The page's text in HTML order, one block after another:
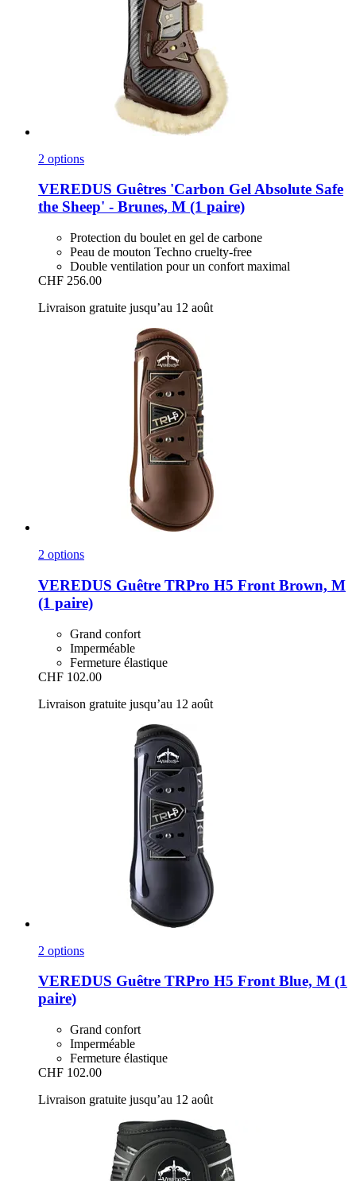
2 options
VEREDUS Guêtres 'Carbon Gel Absolute Safe
the Sheep' -​ Brunes, M (1 paire)
Protection du boulet en gel de carbone
Peau de mouton Techno cruelty-free
Double ventilation pour un confort maximal
CHF 256.00
Livraison gratuite jusqu’au 12 août
2 options
VEREDUS Guêtre TRPro H5 Front Brown, M
(1 paire)
Grand confort
Imperméable
Fermeture élastique
CHF 102.00
Livraison gratuite jusqu’au 12 août
2 options
VEREDUS Guêtre TRPro H5 Front Blue, M (1
paire)
Grand confort
Imperméable
Fermeture élastique
CHF 102.00
Livraison gratuite jusqu’au 12 août